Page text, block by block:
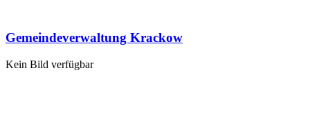
Gemeindeverwaltung Krackow
Kein Bild verfügbar